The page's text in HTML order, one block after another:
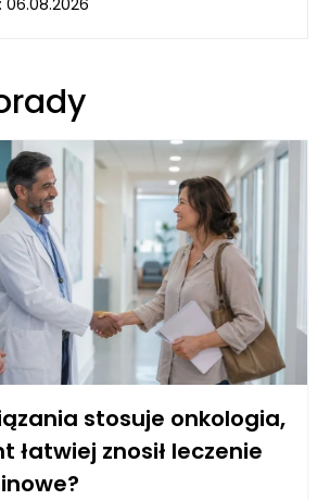
stosuje onkologia,
łatwiej znosił leczenie